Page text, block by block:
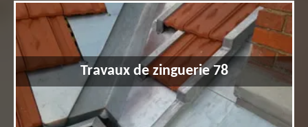
Travaux de zinguerie 78